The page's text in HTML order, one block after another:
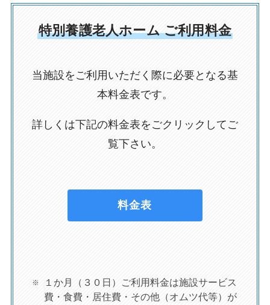
特別養護老人ホーム ご利用料金
当施設をご利用いただく際に必要となる基
本料金表です。
詳しくは下記の料金表をごクリックしてご
覧下さい。
料金表
１か月（３０日）ご利用料金は施設サービス
費・食費・居住費・その他（オムツ代等）が